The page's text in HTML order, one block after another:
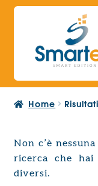
Vai
navigazione
Vai
contenuto
Home
Non c’è
ricerca che
diversi.